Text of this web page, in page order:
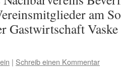
am
Gastwirtschaft
| Schreib einen Kommentar